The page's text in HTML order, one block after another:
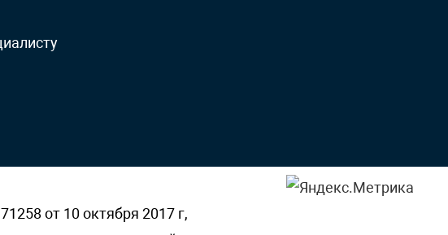
от 10 октября 2017 г,